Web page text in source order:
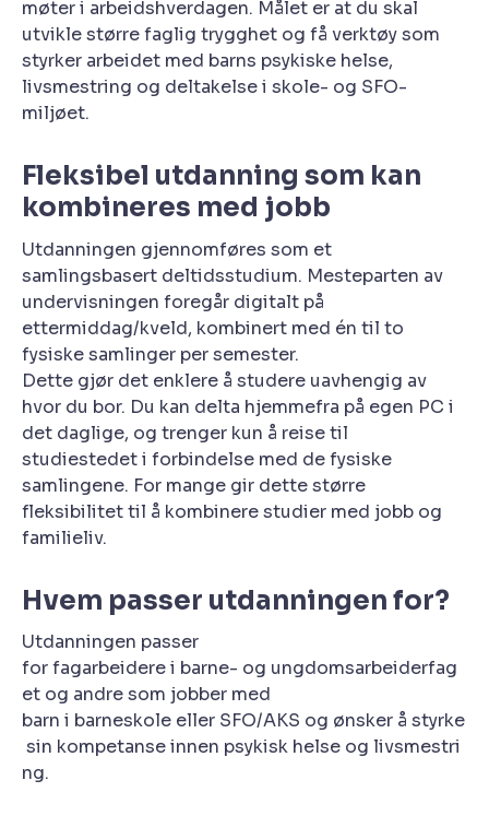
møter i arbeidshverdagen. Målet er at du skal
utvikle større faglig trygghet og få verktøy som
styrker arbeidet med barns psykiske helse,
livsmestring og deltakelse i skole- og SFO-
miljøet.
Fleksibel utdanning som kan
kombineres med jobb
Utdanningen gjennomføres som et
samlingsbasert deltidsstudium. Mesteparten av
undervisningen foregår digitalt på
ettermiddag/kveld, kombinert med én til to
fysiske samlinger per semester.
Dette gjør det enklere å studere uavhengig av
hvor du bor. Du kan delta hjemmefra på egen PC i
det daglige, og trenger kun å reise til
studiestedet i forbindelse med de fysiske
samlingene. For mange gir dette større
fleksibilitet til å kombinere studier med jobb og
familieliv.
Hvem passer utdanningen for?
Utdanningen passer
for fagarbeidere i barne- og ungdomsarbeiderfag
et og andre som jobber med
barn i barneskole eller SFO/AKS og ønsker å styrke
sin kompetanse innen psykisk helse og livsmestri
ng.